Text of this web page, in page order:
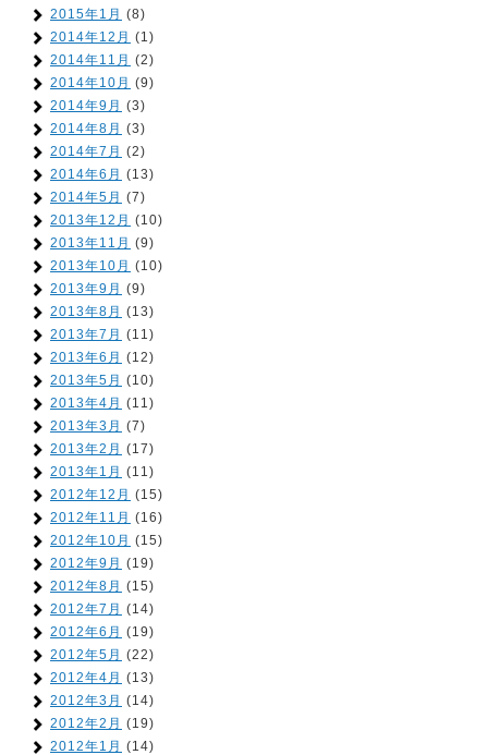
2015年1月 (8)
2014年12月 (1)
2014年11月 (2)
2014年10月 (9)
2014年9月 (3)
2014年8月 (3)
2014年7月 (2)
2014年6月 (13)
2014年5月 (7)
2013年12月 (10)
2013年11月 (9)
2013年10月 (10)
2013年9月 (9)
2013年8月 (13)
2013年7月 (11)
2013年6月 (12)
2013年5月 (10)
2013年4月 (11)
2013年3月 (7)
2013年2月 (17)
2013年1月 (11)
2012年12月 (15)
2012年11月 (16)
2012年10月 (15)
2012年9月 (19)
2012年8月 (15)
2012年7月 (14)
2012年6月 (19)
2012年5月 (22)
2012年4月 (13)
2012年3月 (14)
2012年2月 (19)
2012年1月 (14)